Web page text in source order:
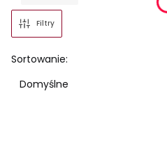
Filtry
Lista produktów
Sortowanie:
Domyślne